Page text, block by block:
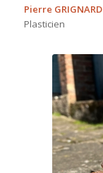
Pierre GRIGNARD
Plasticien